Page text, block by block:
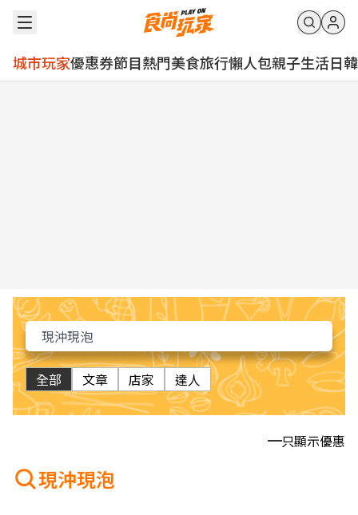
城市玩家優惠券節目熱門美食旅行懶人包親子生活日韓
全部 文章 店家 達人
只顯示優惠
現沖現泡